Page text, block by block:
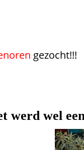
gezocht!!!
werd wel